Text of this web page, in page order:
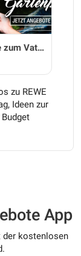
Grillangebote zum Vatertag bei REWE!
zu REWE
Ideen zur
App
der kostenlosen